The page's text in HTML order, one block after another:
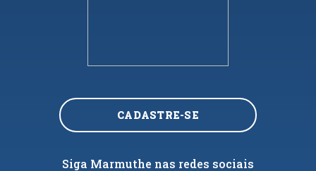
CADASTRE-SE
Siga Marmuthe nas redes sociais